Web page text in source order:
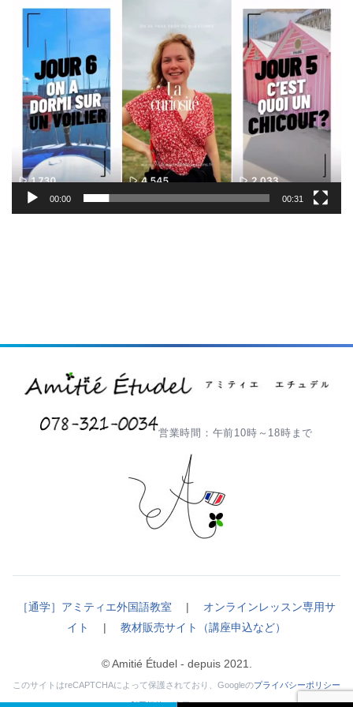
00:00 00:31
営業時間：午前10時～18時まで
［通学］アミティエ外国語教室 | オンラインレッスン専用サ
イト
| 教材販売サイト（講座申込など）
© Amitié Étudel - depuis 2021.
このサイトはreCAPTCHAによって保護されており、Googleのプライバシーポリシー